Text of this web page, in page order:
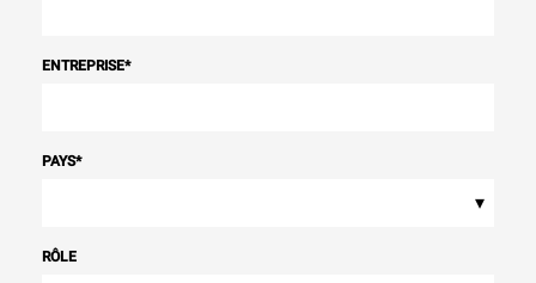
ENTREPRISE*
PAYS*
▾
RÔLE